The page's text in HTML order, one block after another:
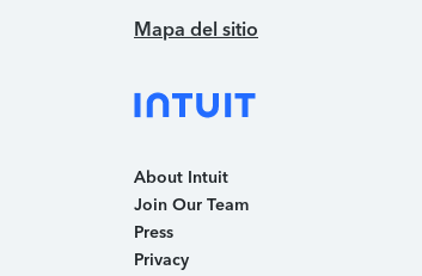
Mapa del sitio
About Intuit
Join Our Team
Press
Privacy